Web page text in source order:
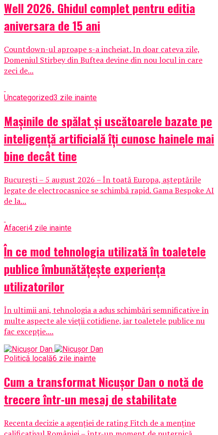
Well 2026. Ghidul complet pentru editia
aniversara de 15 ani
Countdown-ul aproape s-a incheiat. In doar cateva zile,
Domeniul Stirbey din Buftea devine din nou locul in care
zeci de...
Uncategorized3 zile inainte
Mașinile de spălat și uscătoarele bazate pe
inteligență artificială îți cunosc hainele mai
bine decât tine
București – 5 august 2026 – În toată Europa, așteptările
legate de electrocasnice se schimbă rapid. Gama Bespoke AI
de la...
Afaceri4 zile inainte
În ce mod tehnologia utilizată în toaletele
publice îmbunătățește experiența
utilizatorilor
În ultimii ani, tehnologia a adus schimbări semnificative în
multe aspecte ale vieții cotidiene, iar toaletele publice nu
fac excepție....
Politică locală6 zile inainte
Cum a transformat Nicușor Dan o notă de
trecere într-un mesaj de stabilitate
Recenta decizie a agenției de rating Fitch de a menține